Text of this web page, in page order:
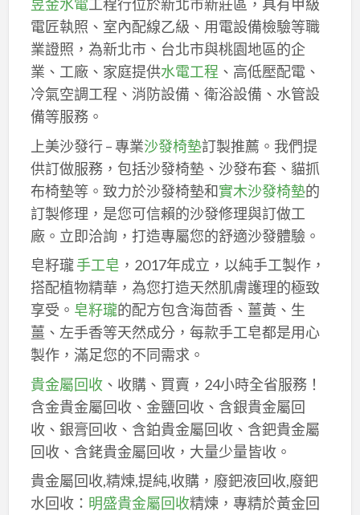
昱金水電工程行位於新北市新莊區，具有甲級
電匠執照、室內配線乙級、用電設備檢驗等職
業證照，為新北市、台北市與桃園地區的企
業、工廠、家庭提供水電工程 、高低壓配電、
冷氣空調工程、消防設備、衛浴設備、水管設
備等服務。
上美沙發行 – 專業沙發椅墊訂製推薦。我們提
供訂做服務，包括沙發椅墊、沙發布套、貓抓
布椅墊等。致力於沙發椅墊和實木沙發椅墊的
訂製修理，是您可信賴的沙發修理與訂做工
廠。立即洽詢，打造專屬您的舒適沙發體驗。
皂籽瓏手工皂 ，2017年成立，以純手工製作，
搭配植物精華，為您打造天然肌膚護理的極致
享受。 皂籽瓏的配方包含海茴香、薑黃、生
薑、左手香等天然成分，每款手工皂都是用心
製作，滿足您的不同需求。
貴金屬回收、收購、買賣，24小時全省服務！
含金貴金屬回收、金鹽回收、含銀貴金屬回
收、銀膏回收、含鉑貴金屬回收、含鈀貴金屬
回收、含銠貴金屬回收，大量少量皆收。
貴金屬回收,精煉,提純,收購，廢鈀液回收,廢鈀
水回收： 明盛貴金屬回收精煉，專精於黃金回